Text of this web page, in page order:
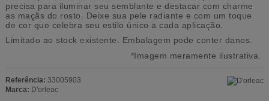
precisa para iluminar seu semblante e destacar com charme
as maçãs do rosto. Deixe sua pele radiante e com um toque
de cor que celebra seu estilo único a cada aplicação.
Limitado ao stock existente. Embalagem pode conter danos.
*Imagem meramente ilustrativa.
Referência: 33005903
Marca: D'orleac